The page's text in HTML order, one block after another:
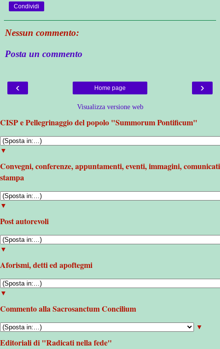
Condividi
Nessun commento:
Posta un commento
‹ ›
Home page
Visualizza versione web
CISP e Pellegrinaggio del popolo "Summorum Pontificum"
▼
Convegni, conferenze, appuntamenti, eventi, immagini, comunicati
stampa
▼
Post autorevoli
▼
Aforismi, detti ed apoftegmi
▼
Commento alla Sacrosanctum Concilium
▼
Editoriali di "Radicati nella fede"